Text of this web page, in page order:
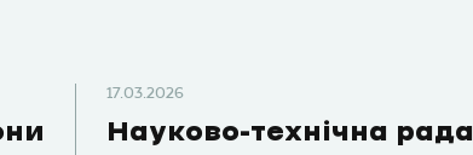
17.03.2026
Науково-технічна рада